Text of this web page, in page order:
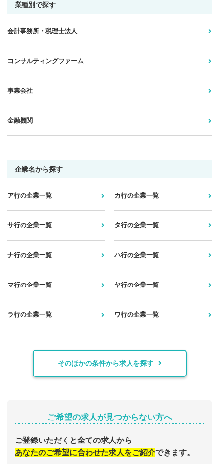
業種別で探す
会計事務所・税理士法人
コンサルティングファーム
事業会社
金融機関
企業名から探す
ア行の企業一覧 カ行の企業一覧
サ行の企業一覧 タ行の企業一覧
ナ行の企業一覧 ハ行の企業一覧
マ行の企業一覧 ヤ行の企業一覧
ラ行の企業一覧 ワ行の企業一覧
そのほかの条件から求人を探す
ご希望の求人が見つからない方へ
ご登録いただくと全ての求人から
あなたのご希望に合わせた求人をご紹介できます。